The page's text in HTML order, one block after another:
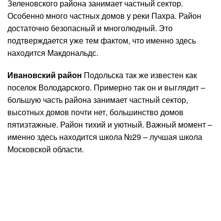
Зеленовского района занимает частный сектор.
Особенно много частных домов у реки Пахра. Район
достаточно безопасный и многолюдный. Это
подтверждается уже тем фактом, что именно здесь
находится Макдональдс.
Ивановский район Подольска так же известен как
поселок Володарского. Примерно так он и выглядит –
большую часть района занимает частный сектор,
высотных домов почти нет, большинство домов
пятиэтажные. Район тихий и уютный. Важный момент –
именно здесь находится школа №29 – лучшая школа
Московской области.